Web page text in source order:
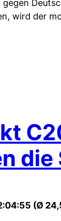
gegen
wird der
die
(Ø